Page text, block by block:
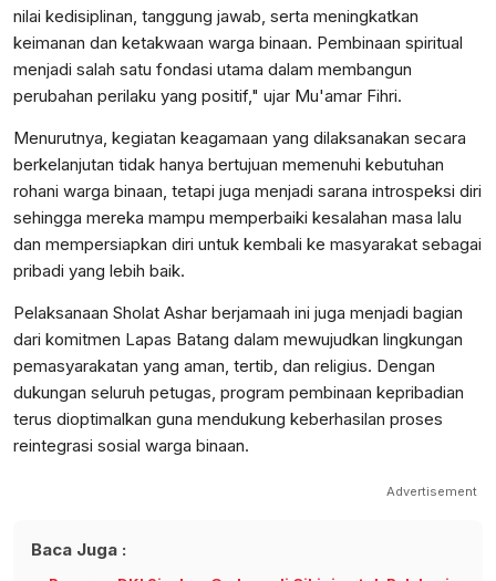
nilai kedisiplinan, tanggung jawab, serta meningkatkan
keimanan dan ketakwaan warga binaan. Pembinaan spiritual
menjadi salah satu fondasi utama dalam membangun
perubahan perilaku yang positif," ujar Mu'amar Fihri.
Menurutnya, kegiatan keagamaan yang dilaksanakan secara
berkelanjutan tidak hanya bertujuan memenuhi kebutuhan
rohani warga binaan, tetapi juga menjadi sarana introspeksi diri
sehingga mereka mampu memperbaiki kesalahan masa lalu
dan mempersiapkan diri untuk kembali ke masyarakat sebagai
pribadi yang lebih baik.
Pelaksanaan Sholat Ashar berjamaah ini juga menjadi bagian
dari komitmen Lapas Batang dalam mewujudkan lingkungan
pemasyarakatan yang aman, tertib, dan religius. Dengan
dukungan seluruh petugas, program pembinaan kepribadian
terus dioptimalkan guna mendukung keberhasilan proses
reintegrasi sosial warga binaan.
Advertisement
Baca Juga :